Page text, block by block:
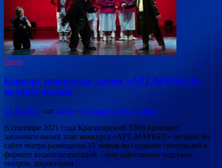
Театр
Конкурс творческих заявок «АРТ-МАРКЕТ»
пройдёт онлайн
12.10.2021 - от admin - Оставьте комментарий
В сентябре 2021 года Красноярский ТЮЗ проводит
заключительный этап конкурса «АРТ-МАРКЕТ» онлайн. На
сайте театра размещены 15 заявок на создание спектаклей в
формате видеопрезентаций – они адресованы худрукам
театров, директорам …